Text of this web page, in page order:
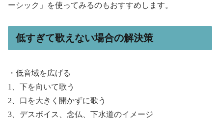
ーシック」を使ってみるのもおすすめします。
低すぎて歌えない場合の解決策
・低音域を広げる
1、下を向いて歌う
2、口を大きく開かずに歌う
3、デスボイス、念仏、下水道のイメージ